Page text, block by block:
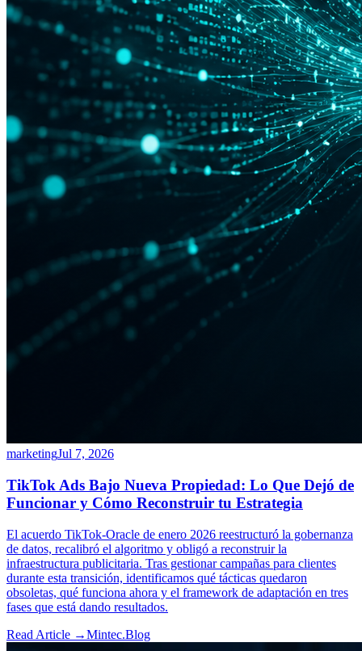
marketingJul 7, 2026
TikTok Ads Bajo Nueva Propiedad: Lo Que Dejó de
Funcionar y Cómo Reconstruir tu Estrategia
El acuerdo TikTok-Oracle de enero 2026 reestructuró la gobernanza
de datos, recalibró el algoritmo y obligó a reconstruir la
infraestructura publicitaria. Tras gestionar campañas para clientes
durante esta transición, identificamos qué tácticas quedaron
obsoletas, qué funciona ahora y el framework de adaptación en tres
fases que está dando resultados.
Read Article →Mintec.Blog